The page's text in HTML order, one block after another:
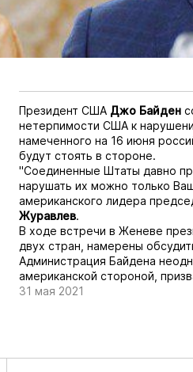
Президент США Джо Байден
нетерпимости США к
намеченного на 16 июня
будут стоять в стороне.
"Соединенные Штаты давно
нарушать их можно только
американского лидера
Журавлев.
В ходе встречи в Женеве
двух стран, намерены
Администрация Байдена
американской стороной,
31 мая 2021